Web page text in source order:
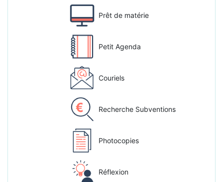
Prêt de matérie
Petit Agenda
Couriels
Recherche Subventions
Photocopies
Réflexion